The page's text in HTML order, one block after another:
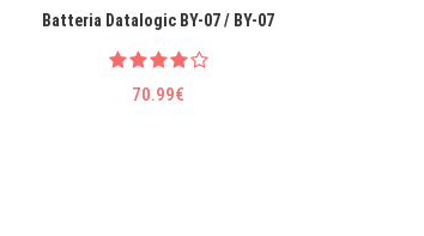
Batteria Datalogic BY-07 / BY-07
70.99€